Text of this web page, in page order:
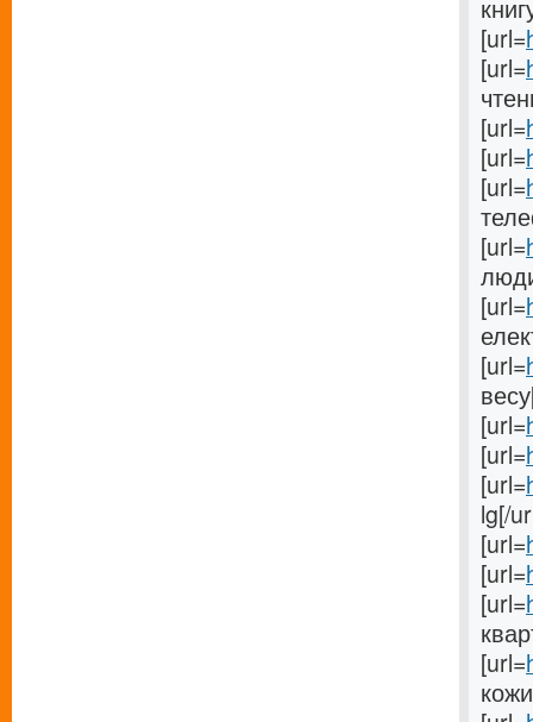
[url=
[url=
[url=
[url=
[url=
[url=
[url=
[url=
[url=
[url=
[url=
lg[/
[url=
[url=
[url=
[url=